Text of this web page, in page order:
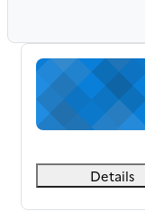
Details